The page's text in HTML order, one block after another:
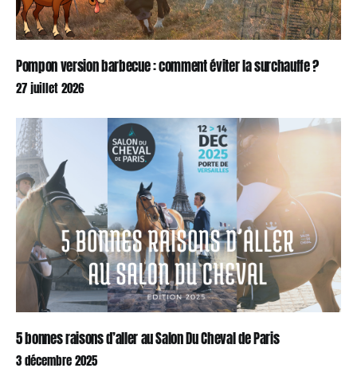
Pompon version barbecue : comment éviter la surchauffe ?
27 juillet 2026
5 bonnes raisons d’aller au Salon Du Cheval de Paris
3 décembre 2025